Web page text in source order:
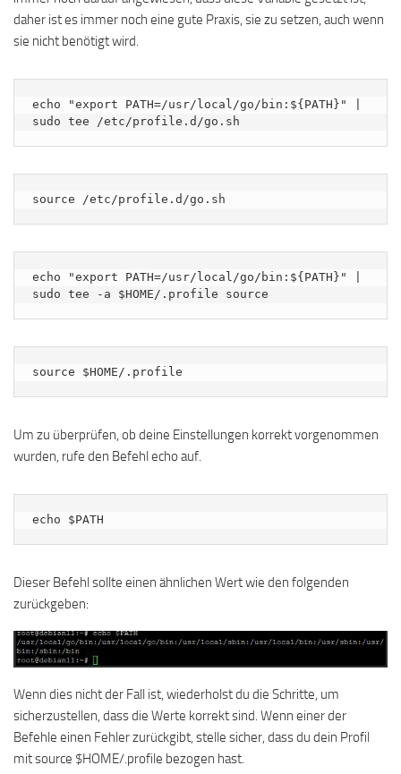
daher ist es immer noch eine gute Praxis, sie zu setzen, auch wenn
sie nicht benötigt wird.
echo "export PATH=/usr/local/go/bin:${PATH}" |
sudo tee /etc/profile.d/go.sh
source /etc/profile.d/go.sh
echo "export PATH=/usr/local/go/bin:${PATH}" |
sudo tee -a $HOME/.profile source
source $HOME/.profile
Um zu überprüfen, ob deine Einstellungen korrekt vorgenommen
wurden, rufe den Befehl echo auf.
echo $PATH
Dieser Befehl sollte einen ähnlichen Wert wie den folgenden
zurückgeben:
Wenn dies nicht der Fall ist, wiederholst du die Schritte, um
sicherzustellen, dass die Werte korrekt sind. Wenn einer der
Befehle einen Fehler zurückgibt, stelle sicher, dass du dein Profil
mit source $HOME/.profile bezogen hast.